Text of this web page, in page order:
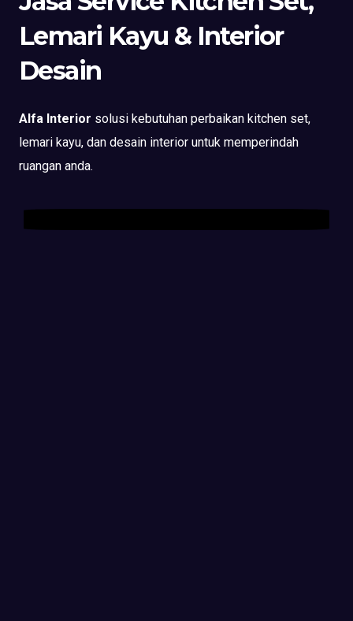
Lemari Kayu & Interior
Desain
Alfa Interior solusi kebutuhan perbaikan kitchen set,
lemari kayu, dan desain interior untuk memperindah
ruangan anda.